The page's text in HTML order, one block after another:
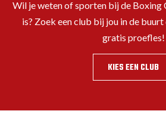
Wil je weten of sporten bij de Boxing
is? Zoek een club bij jou in de buurt
gratis proefles!
KIES EEN CLUB